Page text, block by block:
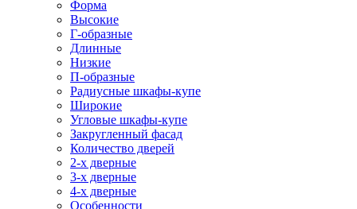
Форма
Высокие
Г-образные
Длинные
Низкие
П-образные
Радиусные шкафы-купе
Широкие
Угловые шкафы-купе
Закругленный фасад
Количество дверей
2-х дверные
3-х дверные
4-х дверные
Особенности